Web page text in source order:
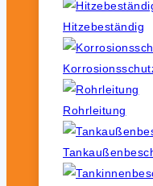
Hitzebeständig
Rohrleitung